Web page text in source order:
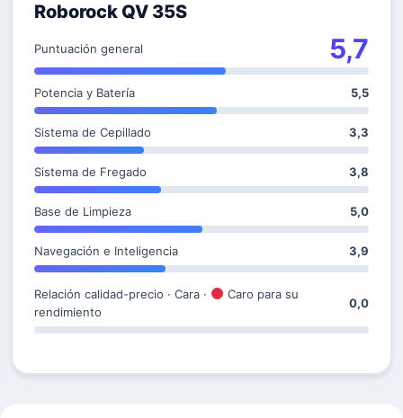
Roborock QV 35S
Puntuación general 5,7
Potencia y Batería 5,5
Sistema de Cepillado 3,3
Sistema de Fregado 3,8
Base de Limpieza 5,0
Navegación e Inteligencia 3,9
Relación calidad-precio · Cara ·
Caro para su
rendimiento
0,0